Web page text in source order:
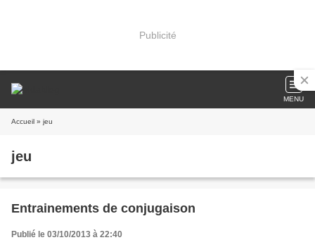
Publicité
MENU
Accueil » jeu
jeu
Entrainements de conjugaison
Publié le 03/10/2013 à 22:40